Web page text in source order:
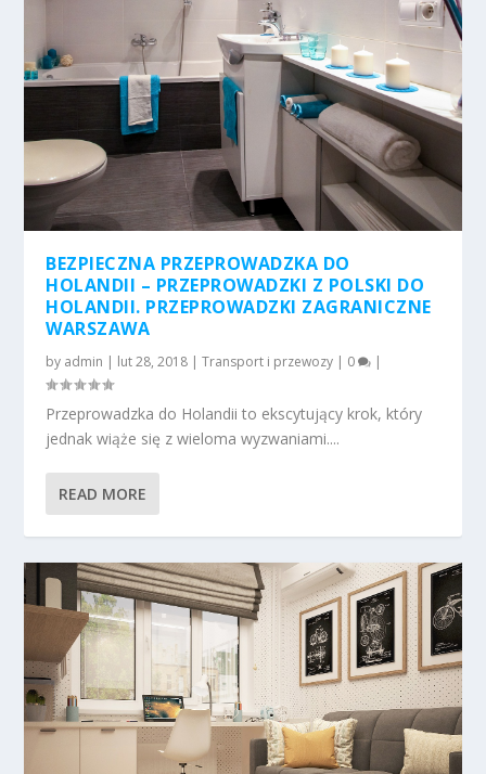
BEZPIECZNA PRZEPROWADZKA DO
HOLANDII – PRZEPROWADZKI Z POLSKI DO
HOLANDII. PRZEPROWADZKI ZAGRANICZNE
WARSZAWA
by admin | lut 28, 2018 |Transport i przewozy | 0 |
Przeprowadzka do Holandii to ekscytujący krok, który
jednak wiąże się z wieloma wyzwaniami....
READ MORE